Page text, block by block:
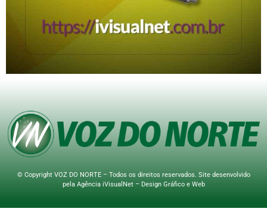
© Copyright VOZ DO NORTE – Todos os direitos reservados. Site desenvolvido
pela Agência iVisualNet – Design Gráfico e Web